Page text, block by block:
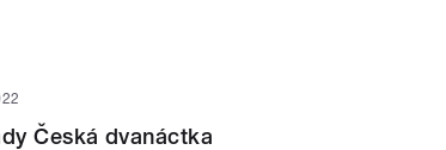
Česká dvanáctka